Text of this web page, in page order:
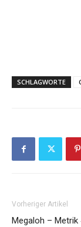
SCHLAGWORTE
Vorheriger Artikel
Megaloh – Metrik